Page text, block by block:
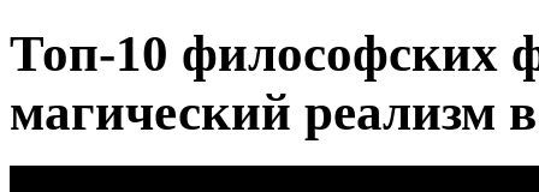
Топ-10 философских
магический реализм